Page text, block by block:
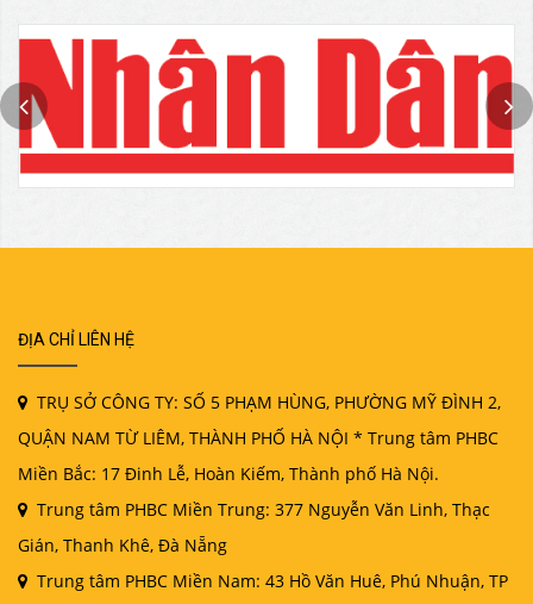
ĐỊA CHỈ LIÊN HỆ
TRỤ SỞ CÔNG TY: SỐ 5 PHẠM HÙNG, PHƯỜNG MỸ ĐÌNH 2,
QUẬN NAM TỪ LIÊM, THÀNH PHỐ HÀ NỘI * Trung tâm PHBC
Miền Bắc: 17 Đinh Lễ, Hoàn Kiếm, Thành phố Hà Nội.
Trung tâm PHBC Miền Trung: 377 Nguyễn Văn Linh, Thạc
Gián, Thanh Khê, Đà Nẵng
Trung tâm PHBC Miền Nam: 43 Hồ Văn Huê, Phú Nhuận, TP